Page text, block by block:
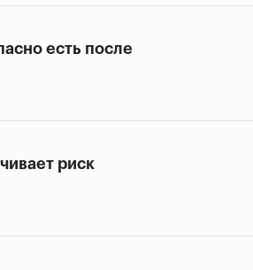
есть после
риск